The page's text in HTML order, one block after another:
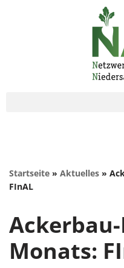
Startseite » Aktuelles »
FInAL
Monats: